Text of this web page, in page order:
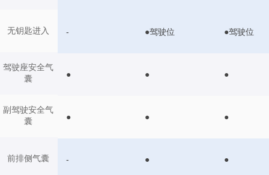
无钥匙进入
驾驶座安全气
囊
副驾驶安全气
囊
前排侧气囊
- ●驾驶位 ●驾驶位
● ● ●
● ● ●
- ● ●